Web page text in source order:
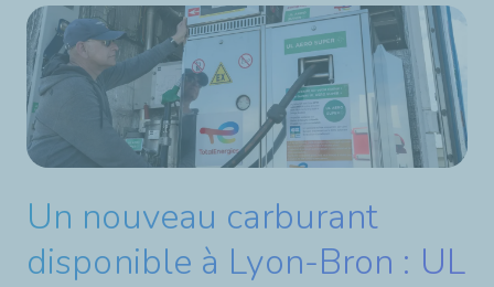
Un nouveau carburant
disponible à Lyon-Bron : UL